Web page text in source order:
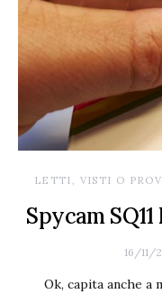
LETTI, VISTI O
Spycam
16/11/
Ok, capita anche a